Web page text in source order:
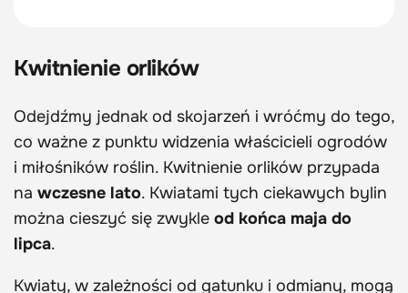
Kwitnienie orlików
Odejdźmy jednak od skojarzeń i wróćmy do tego,
co ważne z punktu widzenia właścicieli ogrodów
i miłośników roślin. Kwitnienie orlików przypada
na wczesne lato. Kwiatami tych ciekawych bylin
można cieszyć się zwykle od końca maja do
lipca.
Kwiaty, w zależności od gatunku i odmiany, mogą